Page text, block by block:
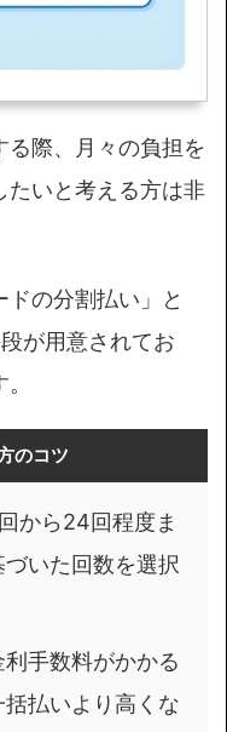
際、月々の負担を
たいと考える方は非
の分割払い」と
が用意されてお
のコツ
から24回程度ま
いた回数を選択
手数料がかかる
払いより高くな